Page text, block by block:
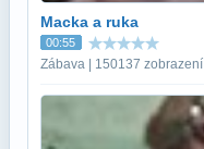
Macka a ruka
00:55
Zábava | 150137 zobrazení